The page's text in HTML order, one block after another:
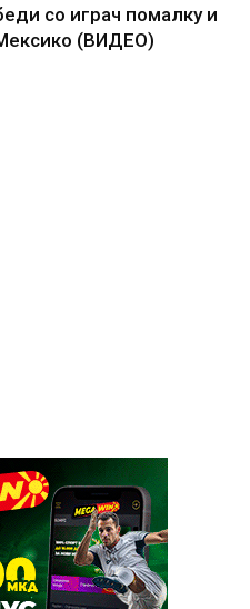
со играч помалку и
(ВИДЕО)